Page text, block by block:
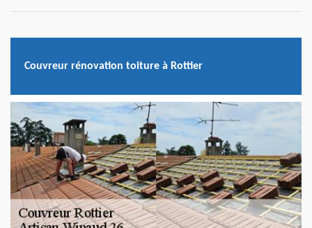
Couvreur rénovation toiture à Rottier